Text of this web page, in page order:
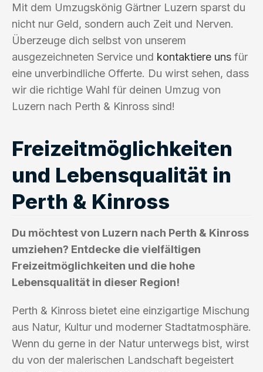
Mit dem Umzugskönig Gärtner Luzern sparst du
nicht nur Geld, sondern auch Zeit und Nerven.
Überzeuge dich selbst von unserem
ausgezeichneten Service und kontaktiere uns für
eine unverbindliche Offerte. Du wirst sehen, dass
wir die richtige Wahl für deinen Umzug von
Luzern nach Perth & Kinross sind!
Freizeitmöglichkeiten
und Lebensqualität in
Perth & Kinross
Du möchtest von Luzern nach Perth & Kinross
umziehen? Entdecke die vielfältigen
Freizeitmöglichkeiten und die hohe
Lebensqualität in dieser Region!
Perth & Kinross bietet eine einzigartige Mischung
aus Natur, Kultur und moderner Stadtatmosphäre.
Wenn du gerne in der Natur unterwegs bist, wirst
du von der malerischen Landschaft begeistert